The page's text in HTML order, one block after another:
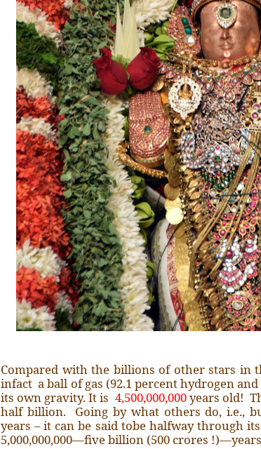
Compared with the billions of other stars
infact a ball of gas (92.1 percent hydrogen
its own gravity. It is 4,500,000,000years old!
half billion. Going by what others do, i.e.,
years – it can be said tobe halfway through
5,000,000,000—five billion (500 crores